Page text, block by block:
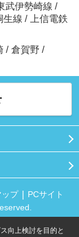
武伊勢崎線 /
生線 /
上信電鉄
/ 倉賀野 /
ップ
PCサイト
向上検討を目的と